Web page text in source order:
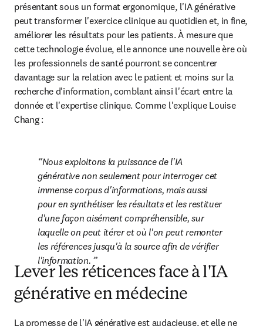
présentant sous un format ergonomique, l'IA générative
peut transformer l'exercice clinique au quotidien et, in fine,
améliorer les résultats pour les patients. À mesure que
cette technologie évolue, elle annonce une nouvelle ère où
les professionnels de santé pourront se concentrer
davantage sur la relation avec le patient et moins sur la
recherche d'information, comblant ainsi l'écart entre la
donnée et l'expertise clinique. Comme l'explique Louise
Chang :
Nous exploitons la puissance de l'IA
générative non seulement pour interroger cet
immense corpus d'informations, mais aussi
pour en synthétiser les résultats et les restituer
d'une façon aisément compréhensible, sur
laquelle on peut itérer et où l'on peut remonter
les références jusqu'à la source afin de vérifier
l'information.
Lever les réticences face à l'IA
générative en médecine
La promesse de l'IA générative est audacieuse, et elle ne